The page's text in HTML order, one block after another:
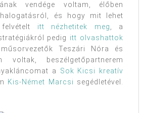
vendége voltam, élőben
és hogy mit lehet
itt nézhetitek meg, a
pedig itt olvashattok
Teszári Nóra és
voltak, beszélgetőpartnerem
a Sok Kicsi kreatív
Kis-Német Marcsi segédletével.